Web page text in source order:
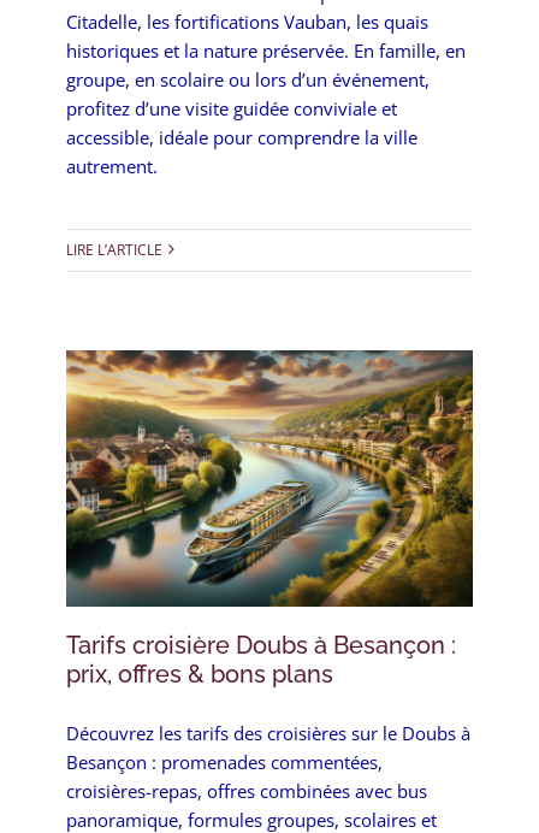
Citadelle, les fortifications Vauban, les quais
historiques et la nature préservée. En famille, en
groupe, en scolaire ou lors d’un événement,
profitez d’une visite guidée conviviale et
accessible, idéale pour comprendre la ville
autrement.
LIRE L’ARTICLE
Tarifs croisière Doubs à Besançon :
prix, offres & bons plans
Découvrez les tarifs des croisières sur le Doubs à
Besançon : promenades commentées,
croisières-repas, offres combinées avec bus
panoramique, formules groupes, scolaires et